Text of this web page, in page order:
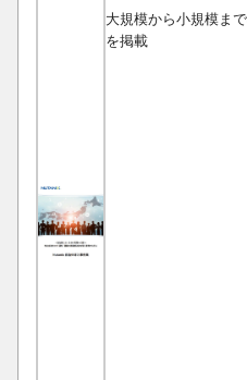
大規模から小規模ま
を掲載